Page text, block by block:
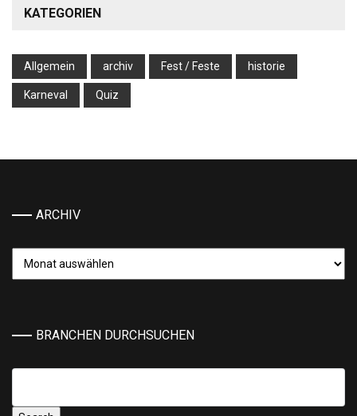
KATEGORIEN
Allgemein archiv Fest / Feste historie
Karneval Quiz
ARCHIV
BRANCHEN DURCHSUCHEN